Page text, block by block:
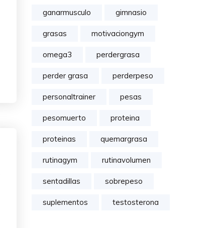
ganarmusculo gimnasio
grasas motivaciongym
omega3 perdergrasa
perder grasa perderpeso
personaltrainer pesas
pesomuerto proteina
proteinas quemargrasa
rutinagym rutinavolumen
sentadillas sobrepeso
suplementos testosterona